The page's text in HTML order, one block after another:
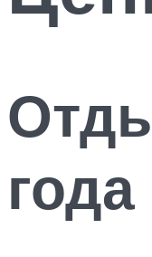
года